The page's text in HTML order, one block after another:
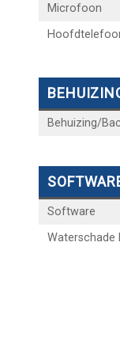
Microfoon
Behuizing/
Software
Waterschade